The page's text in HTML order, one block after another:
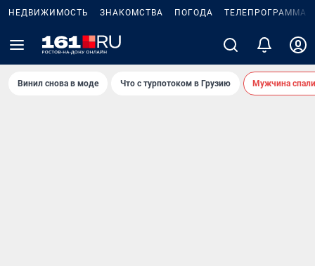
НЕДВИЖИМОСТЬ ЗНАКОМСТВА ПОГОДА ТЕЛЕПРОГРАММА
Винил снова в моде Что с турпотоком в Грузию Мужчина